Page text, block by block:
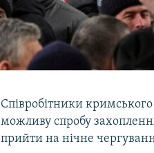
Співробітники
можливу спробу
прийти на нічне